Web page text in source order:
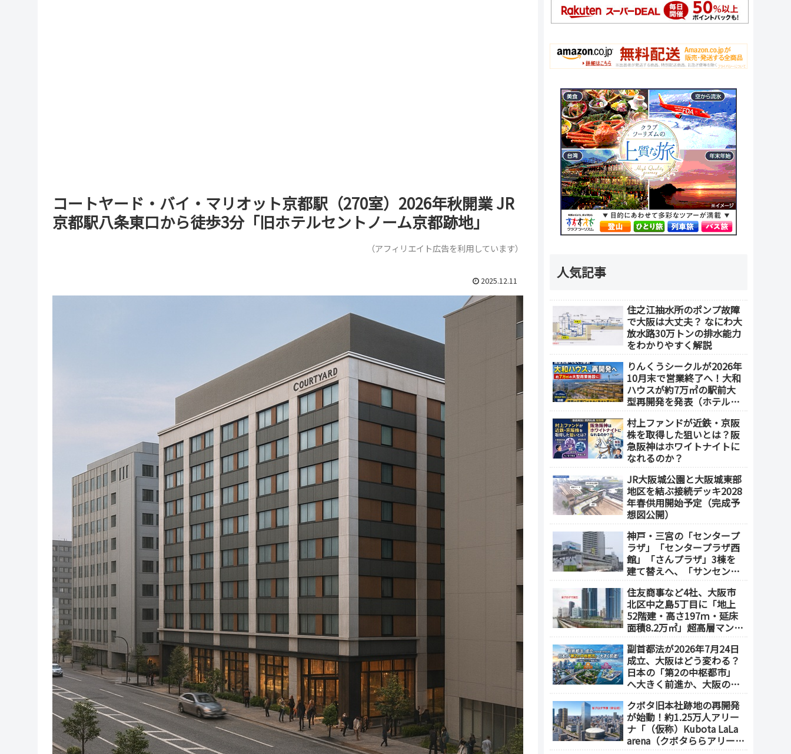
コートヤード・バイ・マリオット京都駅（270室）2026年秋開業 JR
京都駅八条東口から徒歩3分「旧ホテルセントノーム京都跡地」
（アフィリエイト広告を利用しています）
2025.12.11 人気記事
住之江抽水所のポンプ故障
で大阪は大丈夫？ なにわ大
放水路30万トンの排水能力
をわかりやすく解説
りんくうシークルが2026年
10月末で営業終了へ！大和
ハウスが約7万㎡の駅前大
型再開発を発表（ホテル開
村上ファンドが近鉄・京阪
株を取得した狙いとは？阪
急阪神はホワイトナイトに
なれるのか？
JR大阪城公園と大阪城東部
地区を結ぶ接続デッキ2028
年春供用開始予定（完成予
想図公開）
神戸・三宮の「センタープ
ラザ」「センタープラザ西
館」「さんプラザ」3棟を
建て替えへ、「サンセンタ
会」が2026年7月発足
住友商事など4社、大阪市
北区中之島5丁目に「地上
52階建・高さ197ｍ・延床
面積8.2万㎡」超高層マンシ
竣工
副首都法が2026年7月24日
成立、大阪はどう変わる？
日本の「第2の中枢都市」
へ大きく前進か、大阪の5
クボタ旧本社跡地の再開発
が始動！約1.25万人アリー
ナ「（仮称）Kubota LaLa
arena（クボタららアリー